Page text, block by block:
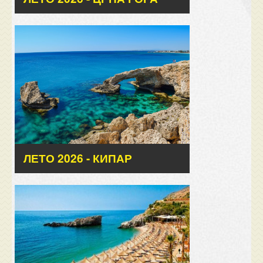
ЛЕТО 2026 - КИПАР